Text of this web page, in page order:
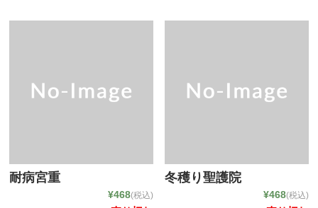
耐病宮重
¥468(税込)
冬穫り聖護院
¥468(税込)